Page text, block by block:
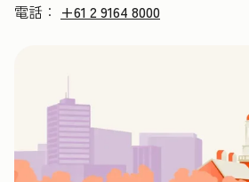
電話： +61 2 9164 8000